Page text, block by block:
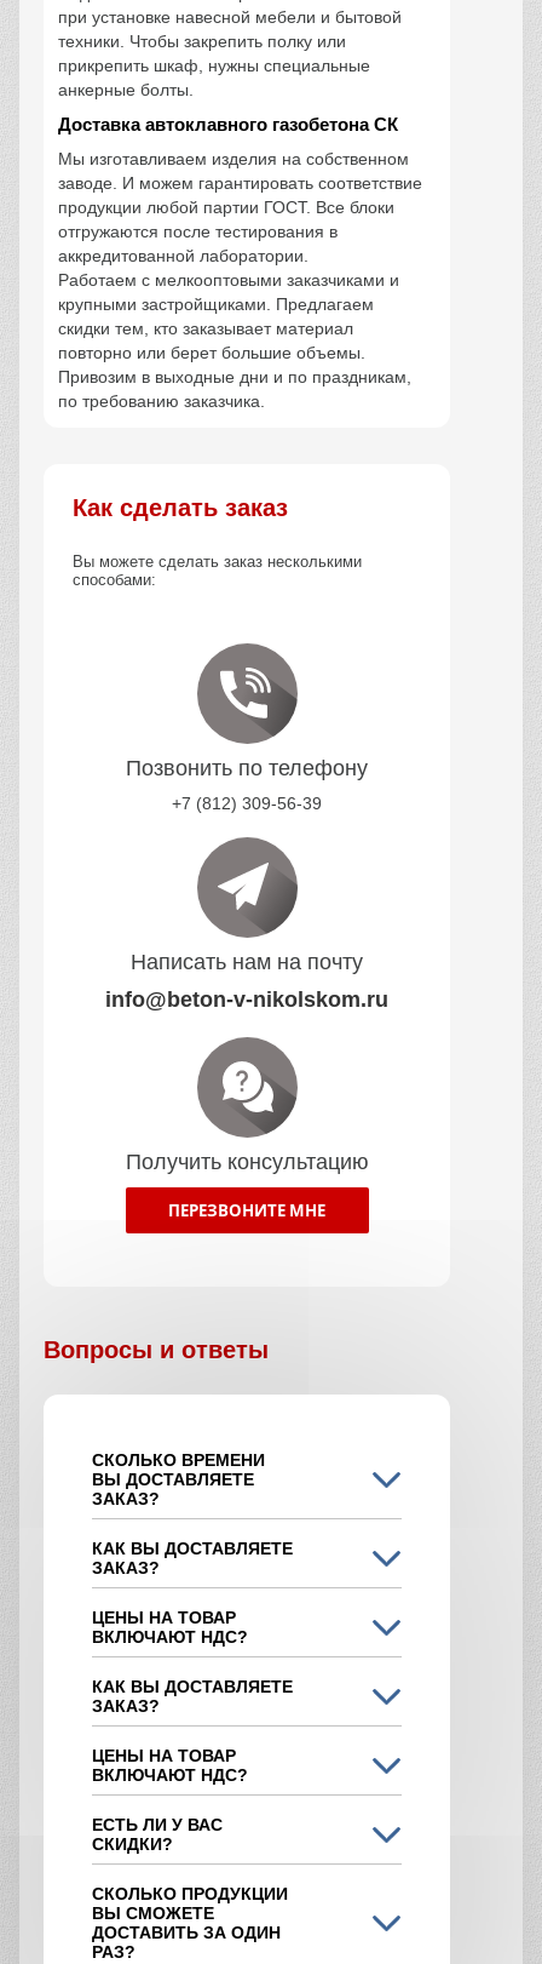
при установке навесной мебели и бытовой
техники. Чтобы закрепить полку или
прикрепить шкаф, нужны специальные
анкерные болты.
Доставка автоклавного газобетона СК
Мы изготавливаем изделия на собственном
заводе. И можем гарантировать соответствие
продукции любой партии ГОСТ. Все блоки
отгружаются после тестирования в
аккредитованной лаборатории.
Работаем с мелкооптовыми заказчиками и
крупными застройщиками. Предлагаем
скидки тем, кто заказывает материал
повторно или берет большие объемы.
Привозим в выходные дни и по праздникам,
по требованию заказчика.
Как сделать заказ
Вы можете сделать заказ несколькими
способами:
Позвонить по телефону
+7 (812) 309-56-39
Написать нам на почту
info@beton-v-nikolskom.ru
Получить консультацию
ПЕРЕЗВОНИТЕ МНЕ
Вопросы и ответы
СКОЛЬКО ВРЕМЕНИ
ВЫ ДОСТАВЛЯЕТЕ
ЗАКАЗ?
КАК ВЫ ДОСТАВЛЯЕТЕ
ЗАКАЗ?
ЦЕНЫ НА ТОВАР
ВКЛЮЧАЮТ НДС?
КАК ВЫ ДОСТАВЛЯЕТЕ
ЗАКАЗ?
ЦЕНЫ НА ТОВАР
ВКЛЮЧАЮТ НДС?
ЕСТЬ ЛИ У ВАС
СКИДКИ?
СКОЛЬКО ПРОДУКЦИИ
ВЫ СМОЖЕТЕ
ДОСТАВИТЬ ЗА ОДИН
РАЗ?